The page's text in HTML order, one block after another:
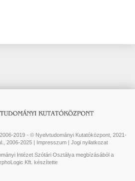
2019 - © Nyelvtudományi Kutatóközpont, 2021-
2006-2025 | Impresszum| Jogi nyilatkozat
Intézet Szótári Osztálya megbízásából a
Kft. készítette